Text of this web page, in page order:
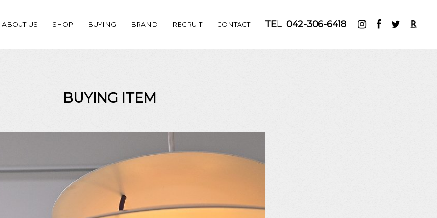
ABOUT US SHOP BUYING BRAND RECRUIT CONTACT TEL 042-306-6418
BUYING ITEM